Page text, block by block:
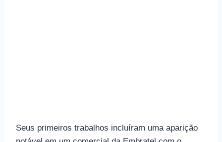
Seus primeiros trabalhos incluíram uma aparição